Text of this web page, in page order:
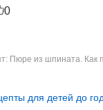
0
Пюре из шпината. Как
для детей до